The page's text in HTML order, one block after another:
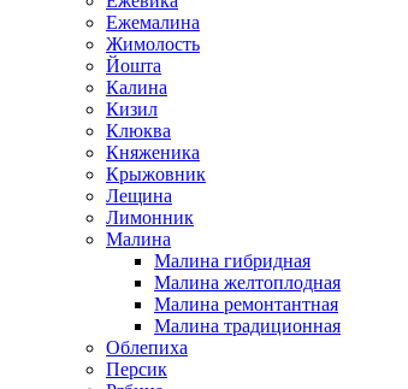
Ежемалина
Жимолость
Йошта
Калина
Кизил
Клюква
Княженика
Крыжовник
Лещина
Лимонник
Малина
Малина гибридная
Малина желтоплодная
Малина ремонтантная
Малина традиционная
Облепиха
Персик